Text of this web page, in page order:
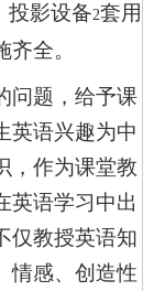
投影设备2套用
全。
问题，给予课
英语兴趣为中
，作为课堂教
英语学习中出
仅教授英语知
情感、创造性